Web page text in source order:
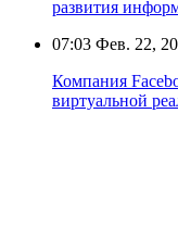
развития
07:03 Фев. 22,
Компания
виртуальной